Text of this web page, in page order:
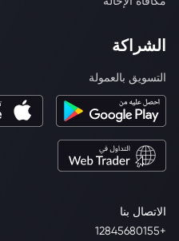
الاتصال بنا
+12845680155
الشراكة
التسويق بالعمولة